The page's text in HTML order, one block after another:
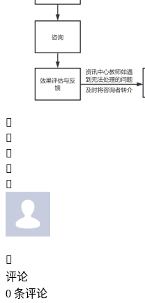






评论
0 条评论